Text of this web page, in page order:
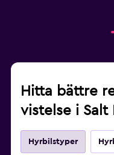
Hitta bättre
vistelse i Salt
Hyrbilstyper